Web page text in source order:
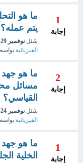
1
إجابة
ما هو
يتم عمله؟
سُئل نوفمبر 29، 2022
الفيزيائية
2
إجابة
ما هو جهد
مسائل
القياسي؟
سُئل نوفمبر 24، 2022
الفيزيائية
1
إجابة
ما هو
الخلية